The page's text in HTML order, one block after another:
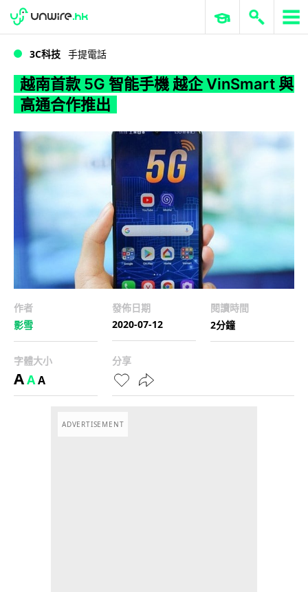
WWDC 2026 ERP 與商業 AI
3C科技 手提電話
越南首款 5G 智能手機 越企 VinSmart 與
高通合作推出
作者
影雪
發佈日期
2020-07-12
閱讀時間
2分鐘
字體大小
AAA
分享
ADVERTISEMENT